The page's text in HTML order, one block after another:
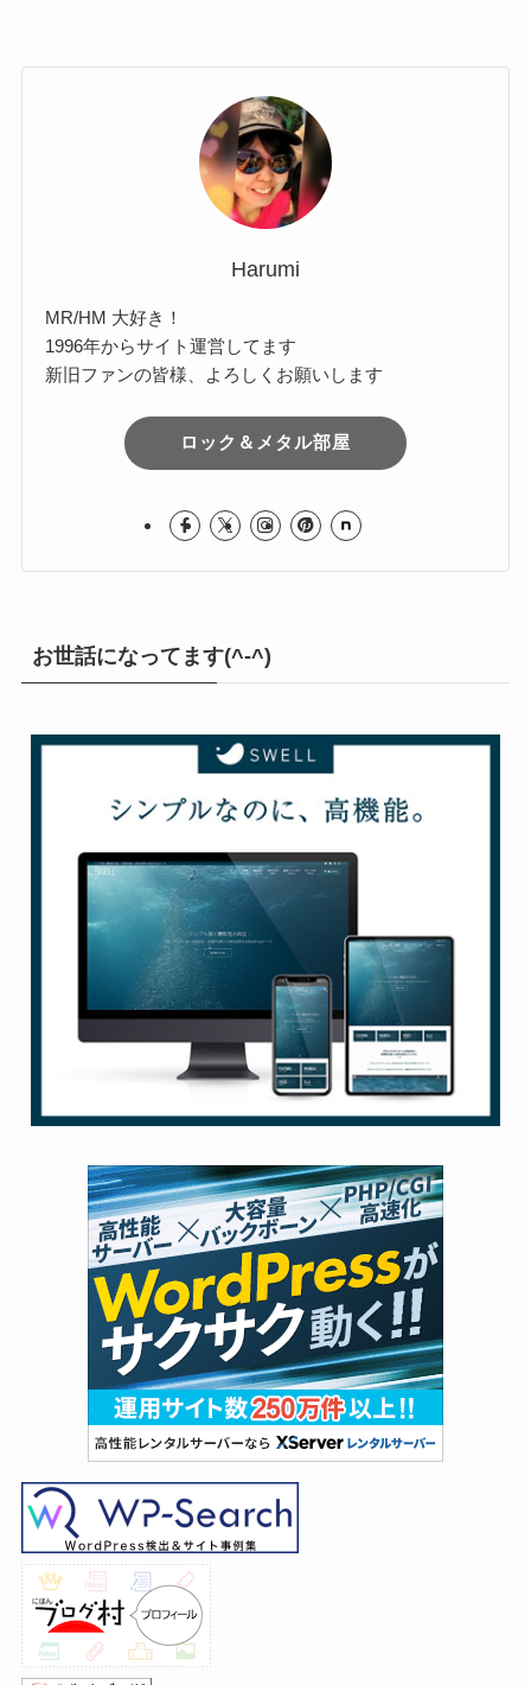
Harumi
MR/HM 大好き！
1996年からサイト運営してます
お世話になってます(^-^)